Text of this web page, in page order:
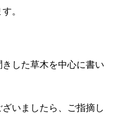
。
した草木を中心に書い
いましたら、ご指摘し